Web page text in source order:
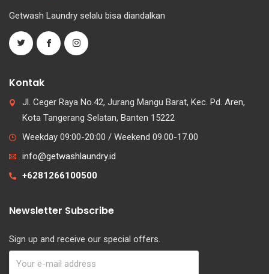
Getwash Laundry selalu bisa diandalkan
Kontak
Jl. Ceger Raya No.42, Jurang Mangu Barat, Kec. Pd. Aren,
Kota Tangerang Selatan, Banten 15222
Weekday 09:00-20:00 / Weekend 09.00-17.00
info@getwashlaundry.id
+6281266100500
Newsletter Subscribe
Sign up and receive our special offers.